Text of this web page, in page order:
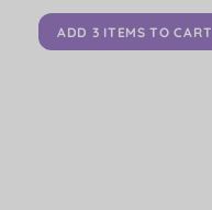
ADD 3 ITEMS TO CART